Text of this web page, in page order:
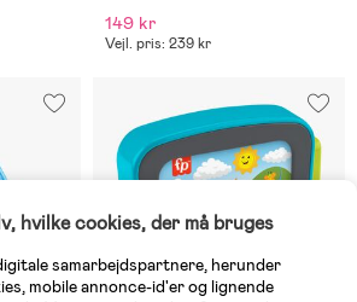
149 kr
Vejl. pris: 239 kr
hvilke cookies, der må bruges
samarbejdspartnere, herunder
mobile annonce-id'er og lignende